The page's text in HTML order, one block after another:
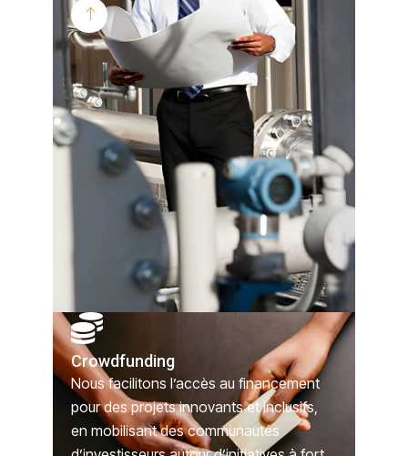
Crowdfunding
Nous facilitons l’accès au financement
pour des projets innovants et inclusifs,
en mobilisant des communautés